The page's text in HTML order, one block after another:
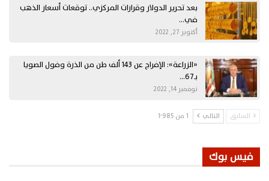
بعد تحرير الدولار وقرارات المركزي.. توقعات أسعار الذهب
في…
أكتوبر 27, 2022
«الزراعة»: الإفراج عن 143 ألف طن من الذرة وفول الصويا
بـ67…
نوفمبر 14, 2022
السابق التالي 1 من 1٬985
فيس بوك